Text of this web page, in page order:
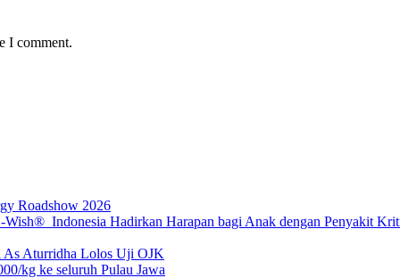
I comment.
Roadshow 2026
Indonesia Hadirkan Harapan bagi Anak dengan Penyakit
As Aturridha Lolos Uji OJK
kg ke seluruh Pulau Jawa